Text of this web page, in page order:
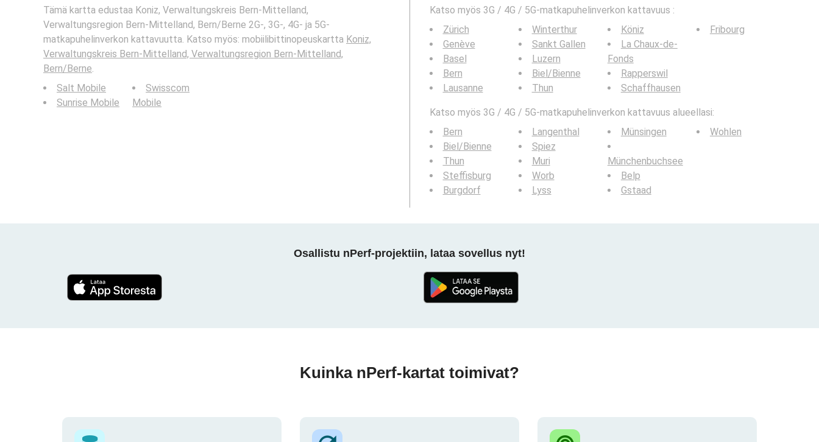
Tämä kartta edustaa Koniz, Verwaltungskreis Bern-Mittelland,
Verwaltungsregion Bern-Mittelland, Bern/Berne 2G-, 3G-, 4G- ja 5G-
matkapuhelinverkon kattavuutta. Katso myös: mobiilibittinopeuskartta Koniz,
Verwaltungskreis Bern-Mittelland, Verwaltungsregion Bern-Mittelland,
Bern/Berne.
Salt Mobile
Sunrise Mobile
Swisscom
Mobile
Katso myös 3G / 4G / 5G-matkapuhelinverkon kattavuus :
Zürich
Genève
Basel
Bern
Lausanne
Winterthur
Sankt Gallen
Luzern
Biel/Bienne
Thun
Köniz
La Chaux-de-
Fonds
Rapperswil
Schaffhausen
Fribourg
Katso myös 3G / 4G / 5G-matkapuhelinverkon kattavuus alueellasi:
Bern
Biel/Bienne
Thun
Steffisburg
Burgdorf
Langenthal
Spiez
Muri
Worb
Lyss
Münsingen
Münchenbuchsee
Belp
Gstaad
Wohlen
Osallistu nPerf-projektiin, lataa sovellus nyt!
Kuinka nPerf-kartat toimivat?